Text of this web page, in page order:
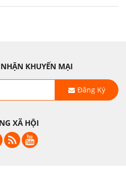
KHUYẾN MẠI
Đăng Ký
XÃ HỘI